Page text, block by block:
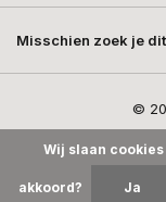
Misschien zoek je
©
Wij slaan
akkoord? Ja